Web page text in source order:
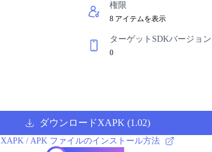
権限
8 アイテムを表示
ターゲットSDKバージョン
0
ダウンロードXAPK (1.02)
XAPK / APK ファイルのインストール方法